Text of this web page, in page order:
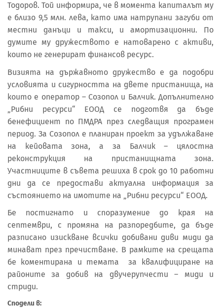
Тодоров. Той информира, че в момента капиталът му
е близо 9,5 млн. лева, като има натрупани загуби от
местни данъци и такси, и амортизационни. По
думите му дружеството е натоварено с активи,
които не генерират финансов ресурс.
Визията на държавното дружество е да подобри
условията и сигурността на двете пристанища, на
които е оператор – Созопол и Балчик. Допълнително
„Рибни ресурси“ ЕООД се подготвя да бъде
бенефициент по ПМДРА през следващия програмен
период. За Созопол е планиран проект за удължаване
на кейовата зона, а за Балчик – цялостна
реконструкция на пристанищната зона.
Участниците в съвета решиха в срок до 10 работни
дни да се предостави актуална информация за
състоянието на имотите на „Рибни ресурси“ ЕООД.
Бе постигнато и споразумение до края на
септември, с промяна на разпоредбите, да бъде
разписано изискване всички добивани диви миди да
минават през пречистване. В рамките на срещата
бе коментирана и темата за квалифициране на
районите за добив на двучерупчести – миди и
стриди.
Сподели в: